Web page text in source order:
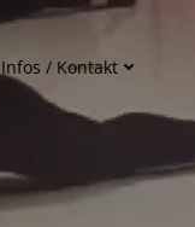
Infos / Kontakt